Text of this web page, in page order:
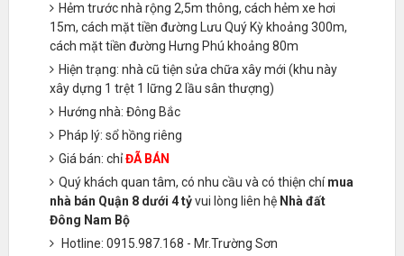
Hẻm trước nhà rộng 2,5m thông, cách hẻm xe hơi
15m, cách mặt tiền đường Lưu Quý Kỳ khoảng 300m,
cách mặt tiền đường Hưng Phú khoảng 80m
Hiện trạng: nhà cũ tiện sửa chữa xây mới (khu này
xây dựng 1 trệt 1 lững 2 lầu sân thượng)
Hướng nhà: Đông Bắc
Pháp lý: sổ hồng riêng
Giá bán: chỉĐÃ BÁN
Quý khách quan tâm, có nhu cầu và có thiện chímua
nhà bán Quận 8 dưới 4 tỷvui lòng liên hệ Nhà đất
Đông Nam Bộ
Hotline: 0915.987.168 - Mr.Trường Sơn